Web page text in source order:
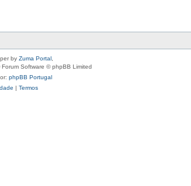
by Zuma Portal
Forum Software © phpBB Limited
phpBB Portugal
| Termos